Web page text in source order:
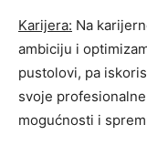
Karijera: Na
ambiciju i
pustolovi, pa
svoje
mogućnosti i